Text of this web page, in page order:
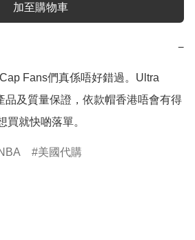
加至購物車
−
Fans們真係唔好錯過。Ultra
品及質量保證，依款帽香港唔會有得
買就快啲落單。
美國代購